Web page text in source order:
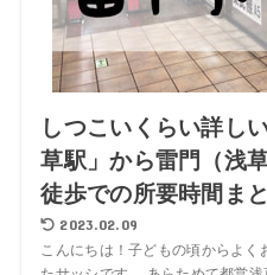
しつこいくらい詳し
草駅」から雷門（浅
徒歩での所要時間ま
2023.02.09
こんにちは！子どもの頃からよ